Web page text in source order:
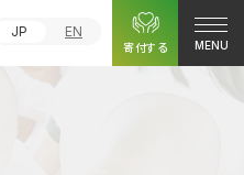
JP
EN
寄付する
MENU